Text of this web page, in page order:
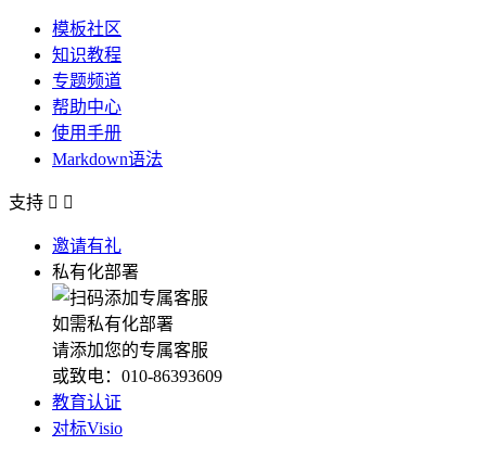
模板社区
知识教程
专题频道
帮助中心
使用手册
Markdown语法
支持  
邀请有礼
私有化部署
如需私有化部署
请添加您的专属客服
或致电：010-86393609
教育认证
对标Visio